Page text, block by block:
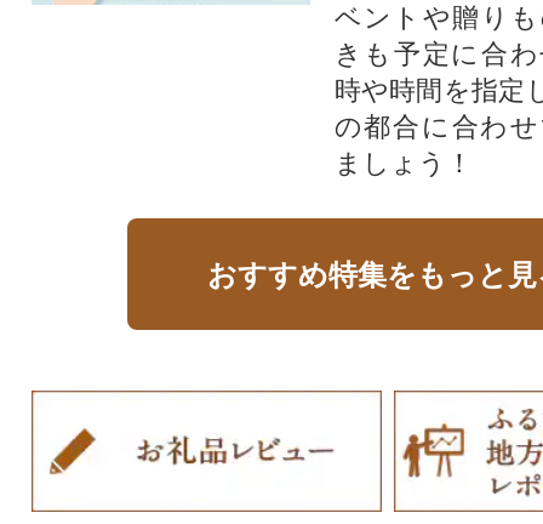
ベントや贈り
きも予定に合
時や時間を指定
の都合に合わ
ましょう！
おすすめ特集をもっと